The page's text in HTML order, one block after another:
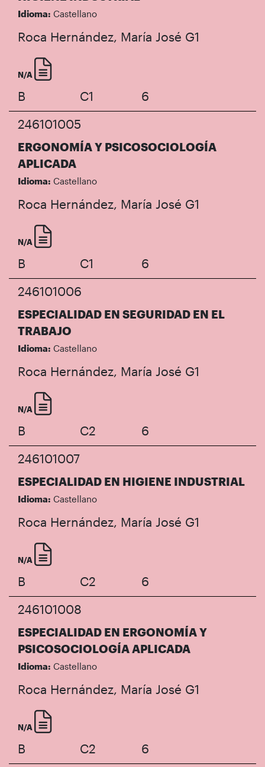
Idioma: Castellano
Roca Hernández, María José G1
N/A
B C1
6
246101005
ERGONOMÍA Y PSICOSOCIOLOGÍA
APLICADA
Idioma: Castellano
Roca Hernández, María José G1
N/A
B C1
6
246101006
ESPECIALIDAD EN SEGURIDAD EN EL
TRABAJO
Idioma: Castellano
Roca Hernández, María José G1
N/A
B C2
6
246101007
ESPECIALIDAD EN HIGIENE INDUSTRIAL
Idioma: Castellano
Roca Hernández, María José G1
N/A
B C2
6
246101008
ESPECIALIDAD EN ERGONOMÍA Y
PSICOSOCIOLOGÍA APLICADA
Idioma: Castellano
Roca Hernández, María José G1
N/A
B C2 6